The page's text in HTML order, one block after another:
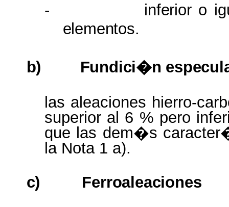
- inferior o
elementos.
b) Fundici�n
las aleaciones hierro-
superior al 6 % pero
que las dem�s
la Nota 1 a).
c)
Ferroaleaciones